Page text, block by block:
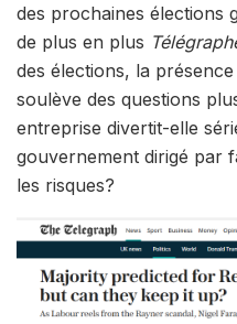
des prochaines élections
de plus en plus
des élections, la
soulève des questions
entreprise divertit-elle
gouvernement dirigé par
les risques?